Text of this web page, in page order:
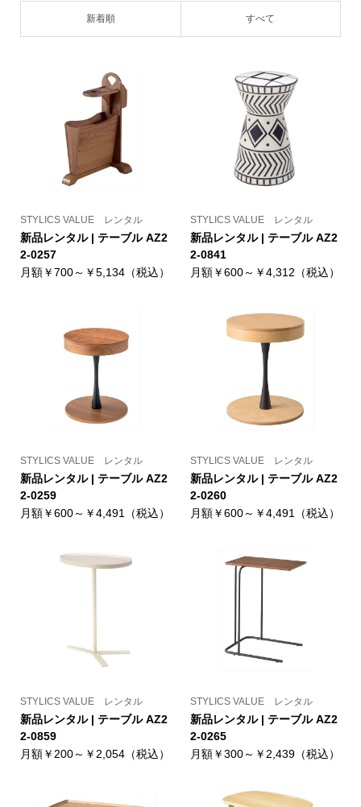
新着順 すべて
STYLICS VALUE レンタル
新品レンタル | テーブル AZ2
2-0257
月額￥700～￥5,134（税込）
STYLICS VALUE レンタル
新品レンタル | テーブル AZ2
2-0841
月額￥600～￥4,312（税込）
STYLICS VALUE レンタル
新品レンタル | テーブル AZ2
2-0259
月額￥600～￥4,491（税込）
STYLICS VALUE レンタル
新品レンタル | テーブル AZ2
2-0260
月額￥600～￥4,491（税込）
STYLICS VALUE レンタル
新品レンタル | テーブル AZ2
2-0859
月額￥200～￥2,054（税込）
STYLICS VALUE レンタル
新品レンタル | テーブル AZ2
2-0265
月額￥300～￥2,439（税込）